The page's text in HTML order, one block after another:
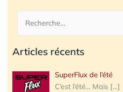
Rechercher :
Articles récents
SuperFlux de l’été
C’est l’été… Mais […]